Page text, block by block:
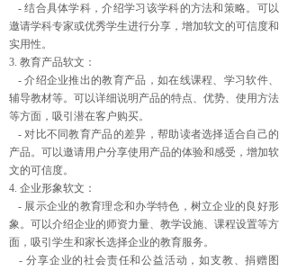
- 结合具体学科，介绍学习该学科的方法和策略。可以
邀请学科专家或优秀学生进行分享，增加软文的可信度和
实用性。
3. 教育产品软文：
- 介绍企业推出的教育产品，如在线课程、学习软件、
辅导教材等。可以详细说明产品的特点、优势、使用方法
等方面，吸引潜在客户购买。
- 对比不同教育产品的差异，帮助读者选择适合自己的
产品。可以邀请用户分享使用产品的体验和感受，增加软
文的可信度。
4. 企业形象软文：
- 展示企业的教育理念和办学特色，树立企业的良好形
象。可以介绍企业的师资力量、教学设施、课程设置等方
面，吸引学生和家长选择企业的教育服务。
- 分享企业的社会责任和公益活动，如支教、捐赠图